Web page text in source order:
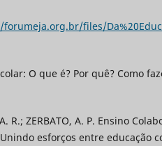
files/
O que é? Por quê? Como
R.; ZERBATO, A. P. Ensino
esforços entre educação